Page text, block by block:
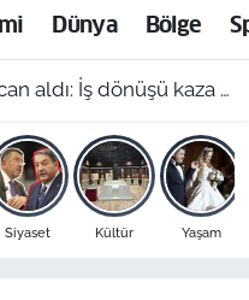
Dünya Bölge
kaza yapan motosikletli hayatını kaybetti
Siyaset Kültür Yaşam
Haritası
ve Fikstür